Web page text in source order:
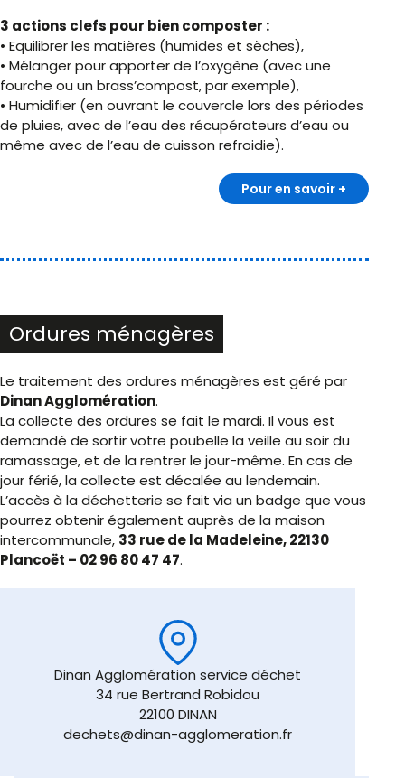
3 actions clefs pour bien composter :
• Equilibrer les matières (humides et sèches),
• Mélanger pour apporter de l’oxygène (avec une
fourche ou un brass’compost, par exemple),
• Humidifier (en ouvrant le couvercle lors des périodes
de pluies, avec de l’eau des récupérateurs d’eau ou
même avec de l’eau de cuisson refroidie).
Pour en savoir +
Ordures ménagères
Le traitement des ordures ménagères est géré par
Dinan Agglomération.
La collecte des ordures se fait le mardi. Il vous est
demandé de sortir votre poubelle la veille au soir du
ramassage, et de la rentrer le jour-même. En cas de
jour férié, la collecte est décalée au lendemain.
L’accès à la déchetterie se fait via un badge que vous
pourrez obtenir également auprès de la maison
intercommunale, 33 rue de la Madeleine, 22130
Plancoët – 02 96 80 47 47.
Dinan Agglomération service déchet
34 rue Bertrand Robidou
22100 DINAN
dechets@dinan-agglomeration.fr